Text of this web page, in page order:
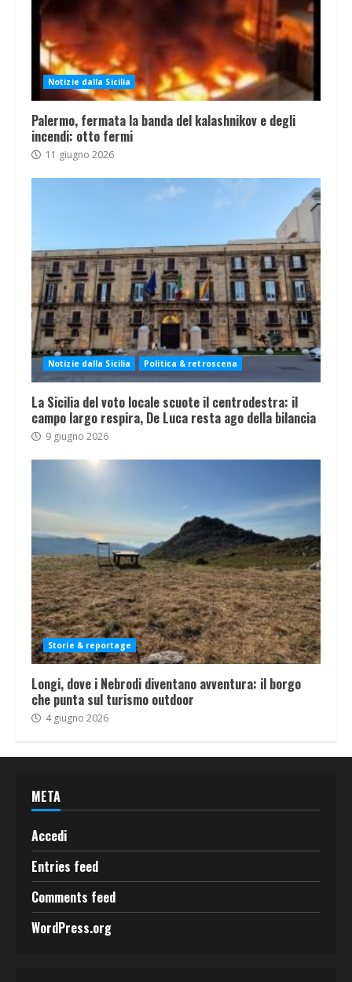
Notizie dalla Sicilia
Palermo, fermata la banda del kalashnikov e degli
incendi: otto fermi
11 giugno 2026
Notizie dalla Sicilia Politica & retroscena
La Sicilia del voto locale scuote il centrodestra: il
campo largo respira, De Luca resta ago della bilancia
9 giugno 2026
Storie & reportage
Longi, dove i Nebrodi diventano avventura: il borgo
che punta sul turismo outdoor
4 giugno 2026
META
Accedi
Entries feed
Comments feed
WordPress.org